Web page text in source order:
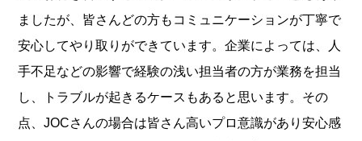
ましたが、皆さんどの方もコミュニケーションが丁寧で
安心してやり取りができています。企業によっては、人
手不足などの影響で経験の浅い担当者の方が業務を担当
し、トラブルが起きるケースもあると思います。その
点、JOCさんの場合は皆さん高いプロ意識があり安心感